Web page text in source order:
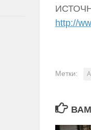
http://
Метки: